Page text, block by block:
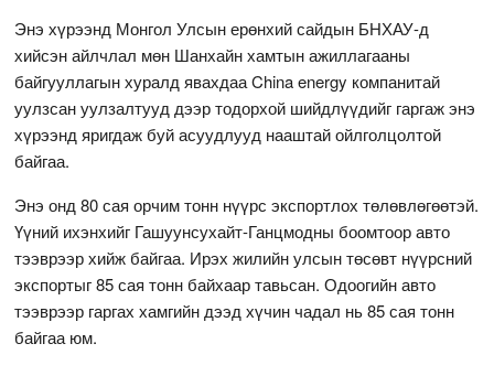
Энэ хүрээнд Монгол Улсын ерөнхий сайдын БНХАУ-д
хийсэн айлчлал мөн Шанхайн хамтын ажиллагааны
байгууллагын хуралд явахдаа China energy компанитай
уулзсан уулзалтууд дээр тодорхой шийдлүүдийг гаргаж энэ
хүрээнд яригдаж буй асуудлууд нааштай ойлголцолтой
байгаа.
Энэ онд 80 сая орчим тонн нүүрс экспортлох төлөвлөгөөтэй.
Үүний ихэнхийг Гашуунсухайт-Ганцмодны боомтоор авто
тээврээр хийж байгаа. Ирэх жилийн улсын төсөвт нүүрсний
экспортыг 85 сая тонн байхаар тавьсан. Одоогийн авто
тээврээр гаргах хамгийн дээд хүчин чадал нь 85 сая тонн
байгаа юм.